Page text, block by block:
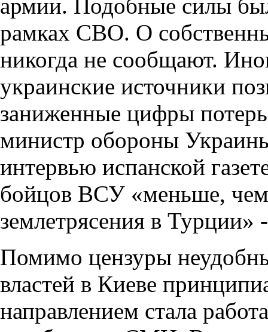
армии. Подобные силы
рамках СВО. О
никогда не сообщают.
украинские источники
заниженные цифры
министр обороны
интервью испанской
бойцов ВСУ «меньше,
землетрясения в Турции»
Помимо цензуры
властей в Киеве
направлением стала